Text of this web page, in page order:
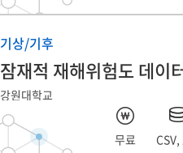
기상/기후
잠재적 재해위험도 데이
강원대학교
무료 CSV,